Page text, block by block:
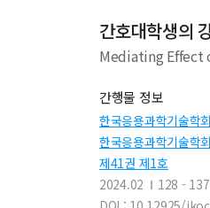
간호대학생의
Mediating Effect
간행물 정보
한국응용과학기술학
한국응용과학기술학
제41권 제1호
2024.02
128 -